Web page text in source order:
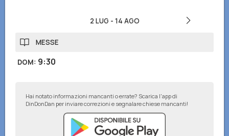
2 LUG - 14 AGO
MESSE
DOM: 9:30
Hai notato informazioni mancanti o errate? Scarica l'app di
DinDonDan per inviare correzioni e segnalare chiese mancanti!